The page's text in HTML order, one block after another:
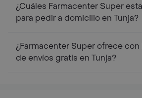
¿Cuáles Farmacenter Super
para pedir a domicilio en Tunja?
¿Farmacenter Super ofrece con
de envíos gratis en Tunja?